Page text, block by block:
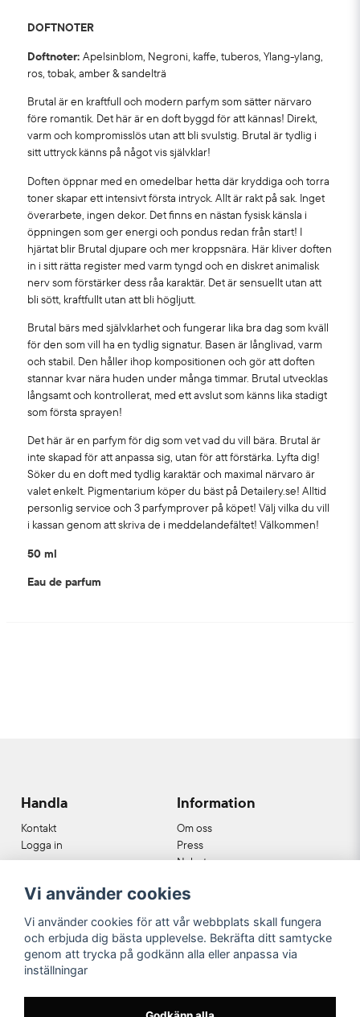
DOFTNOTER
Doftnoter:Apelsinblom, Negroni, kaffe, tuberos, Ylang-ylang,
ros, tobak, amber & sandelträ
Brutal är en kraftfull och modern parfym som sätter närvaro
före romantik. Det här är en doft byggd för att kännas! Direkt,
varm och kompromisslös utan att bli svulstig. Brutal är tydlig i
sitt uttryck känns på något vis självklar!
Doften öppnar med en omedelbar hetta där kryddiga och torra
toner skapar ett intensivt första intryck. Allt är rakt på sak. Inget
överarbete, ingen dekor. Det finns en nästan fysisk känsla i
öppningen som ger energi och pondus redan från start! I
hjärtat blir Brutal djupare och mer kroppsnära. Här kliver doften
in i sitt rätta register med varm tyngd och en diskret animalisk
nerv som förstärker dess råa karaktär. Det är sensuellt utan att
bli sött, kraftfullt utan att bli högljutt.
Brutal bärs med självklarhet och fungerar lika bra dag som kväll
för den som vill ha en tydlig signatur. Basen är långlivad, varm
och stabil. Den håller ihop kompositionen och gör att doften
stannar kvar nära huden under många timmar. Brutal utvecklas
långsamt och kontrollerat, med ett avslut som känns lika stadigt
som första sprayen!
Det här är en parfym för dig som vet vad du vill bära. Brutal är
inte skapad för att anpassa sig, utan för att förstärka. Lyfta dig!
Söker du en doft med tydlig karaktär och maximal närvaro är
valet enkelt. Pigmentarium köper du bäst på Detailery.se! Alltid
personlig service och 3 parfymprover på köpet! Välj vilka du vill
i kassan genom att skriva de i meddelandefältet! Välkommen!
50 ml
Eau de parfum
Handla
Kontakt
Logga in
Information
Om oss
Press
Nyheter
Cookies
Köpvillkor
Våra partners
Vi använder cookies
Vi använder cookies för att vår webbplats skall fungera
och erbjuda dig bästa upplevelse. Bekräfta ditt samtycke
genom att trycka på godkänn alla eller anpassa via
inställningar